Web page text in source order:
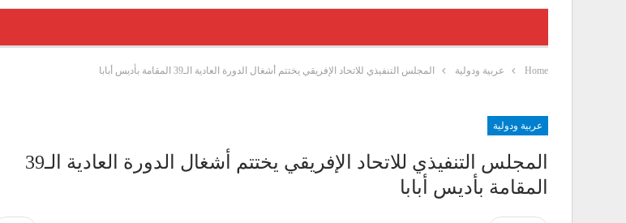
Home عربية ودولية المجلس التنفيذي للاتحاد الإفريقي يختتم أشغال الدورة العادية الـ39 المقامة بأديس أبابا
عربية ودولية
المجلس التنفيذي للاتحاد الإفريقي يختتم أشغال الدورة العادية الـ39
المقامة بأديس أبابا